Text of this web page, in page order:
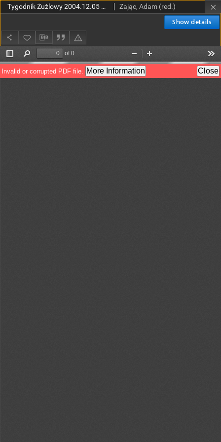
Show details
Tygodnik Żużlowy 2004.12.05 R.14 Nr49 (733) Zając, Adam (red.)